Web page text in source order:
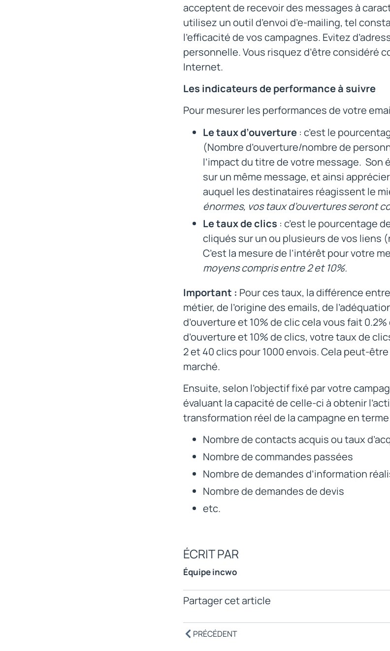
acceptent de recevoir des messages à
utilisez un outil d’envoi d’e-mailing, tel
l’efficacité de vos campagnes. Evitez
personnelle. Vous risquez d’être considéré
Internet.
Les indicateurs de performance à suivre
Pour mesurer les performances de votre
Le taux d’ouverture : c’est le
(Nombre d’ouverture/nombre de
l’impact du titre de votre message.
sur un même message, et ainsi
auquel les destinataires réagissent le
énormes, vos taux d’ouvertures seront
Le taux de clics : c’est le pourcentage
cliqués sur un ou plusieurs de vos liens
C’est la mesure de l’intérêt pour votre
moyens compris entre 2 et 10%.
Important : Pour ces taux, la différence
métier, de l’origine des emails, de
d’ouverture et 10% de clic cela vous fait
d’ouverture et 10% de clics, votre taux de
2 et 40 clics pour 1000 envois. Cela peut-
marché.
Ensuite, selon l’objectif fixé par votre
évaluant la capacité de celle-ci à obtenir
transformation réel de la campagne en terme
Nombre de contacts acquis ou taux
Nombre de commandes passées
Nombre de demandes d’information
Nombre de demandes de devis
etc.
ÉCRIT PAR
Équipe incwo
Partager cet article
PRÉCÉDENT